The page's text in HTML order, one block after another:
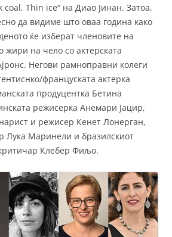
Thin ice“ на Диао Јинан. Затоа,
да видиме што оваа година како
ќе изберат членовите на
жири на чело со актерската
Негови рамноправни колеги
француската актерка
продуцентка Бетина
режисерка Анемари Јацир,
и режисер Кенет Лонерган,
Лука Маринели и бразилскиот
Клебер Фиљо.